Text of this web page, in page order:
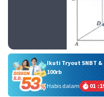
Ikuti Tryout SNBT
100rb
Habis dalam
01 :